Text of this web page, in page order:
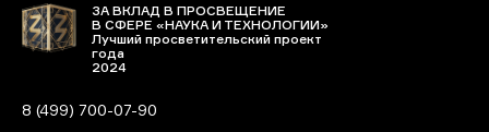
ЗА ВКЛАД В ПРОСВЕЩЕНИЕ
В СФЕРЕ «НАУКА И ТЕХНОЛОГИИ»
Лучший просветительский проект
года
2024
8 (499) 700-07-90